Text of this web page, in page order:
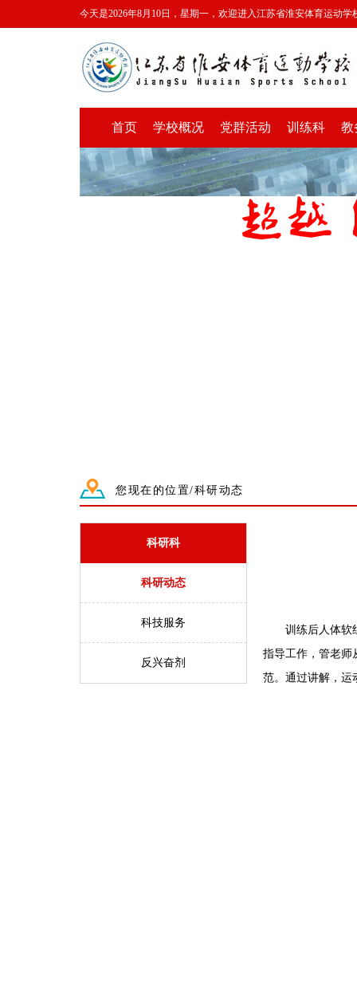
今天是2026年8月10日，星期一，欢迎进入江苏省淮安体育运动学
首页 学校概况 党群活动 训练科 教
您现在的位置/科研动态
科研科
科研动态
科技服务
反兴奋剂
训练后人体软组
指导工作，管老师
范。通过讲解，运